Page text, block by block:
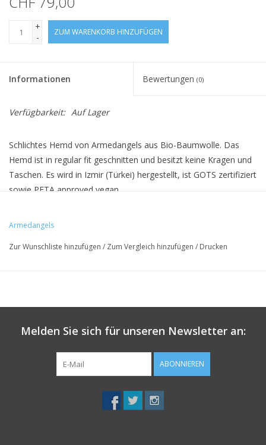
+
-
ZUM WARENKORB HINZUFÜGEN
Informationen Bewertungen (0)
Verfügbarkeit: Auf Lager
Schlichtes Hemd von Armedangels aus Bio-Baumwolle. Das
Hemd ist in regular fit geschnitten und besitzt keine Kragen und
Taschen. Es wird in Izmir (Türkei) hergestellt, ist GOTS zertifiziert
sowie PETA approved vegan.
• 100% Bio-Baumwolle
• Regular Fit
Armedangels
Zur Wunschliste hinzufügen / Zum Vergleich hinzufügen / Drucken
Melden Sie sich für unseren Newsletter an:
ABONNIEREN